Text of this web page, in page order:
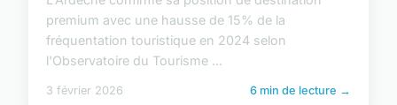
premium avec une hausse de 15% de la
fréquentation touristique en 2024 selon
l'Observatoire du Tourisme ...
3 février 2026 6 min de lecture →